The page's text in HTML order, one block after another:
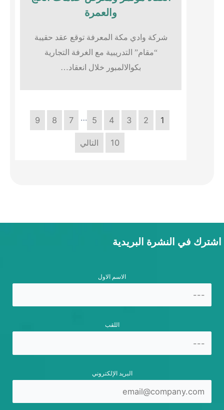
والعمرة
شركة وادي مكة المعرفة توقع عقد حقيبة
“مقام” التدريبية مع الغرفة التجارية
بكوالالمبور خلال انعقاد…
1
2
3
4
5
…
7
8
9
10 التالي
اشترك في النشرة البريدية
الاسم الاول
اللقب
البريد الإلكتروني